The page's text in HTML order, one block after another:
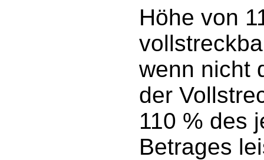
Höhe von
wenn nicht
der
110 % des
Betrages